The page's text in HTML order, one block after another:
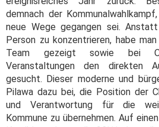
demnach der
neue Wege gegangen sei.
Person zu konzentrieren, habe
Team gezeigt sowie bei
Veranstaltungen den direkten
gesucht. Dieser moderne und
Pilawa dazu bei, die Position der
und Verantwortung für die
Kommune zu übernehmen. Auf